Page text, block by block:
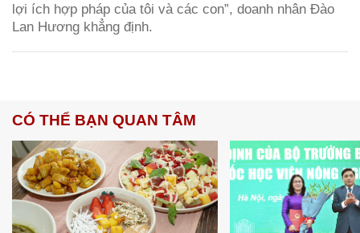
lợi ích hợp pháp của tôi và các con”, doanh nhân Đào
Lan Hương khẳng định.
CÓ THỂ BẠN QUAN TÂM